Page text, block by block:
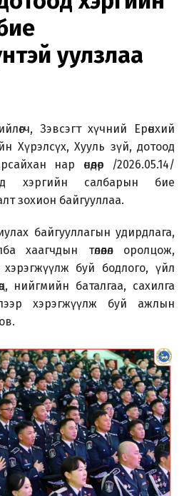
уулзлаа
Зэвсэгт хүчний Ерөнхий
Хүрэлсүх, Хууль зүй, дотоод
нар өнөөдөр /2026.05.14/
хэргийн салбарын бие
зохион байгууллаа.
байгууллагын удирдлага,
хаагчдын төлөөлөл оролцож,
буй бодлого, үйл
нийгмийн баталгаа, сахилга
хэрэгжүүлж буй ажлын